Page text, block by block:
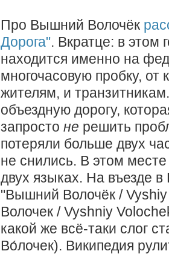
Про Вышний Волочёк
Дорога". Вкратце: в этом
находится именно на
многочасовую пробку,
жителям, и
объездную дорогу,
запросто не решить
потеряли больше двух
не снились. В этом
двух языках. На въезде
"Вышний Волочёк /
Волочек / Vyshniy
какой же всё-таки слог
Во́лочек). Википедия